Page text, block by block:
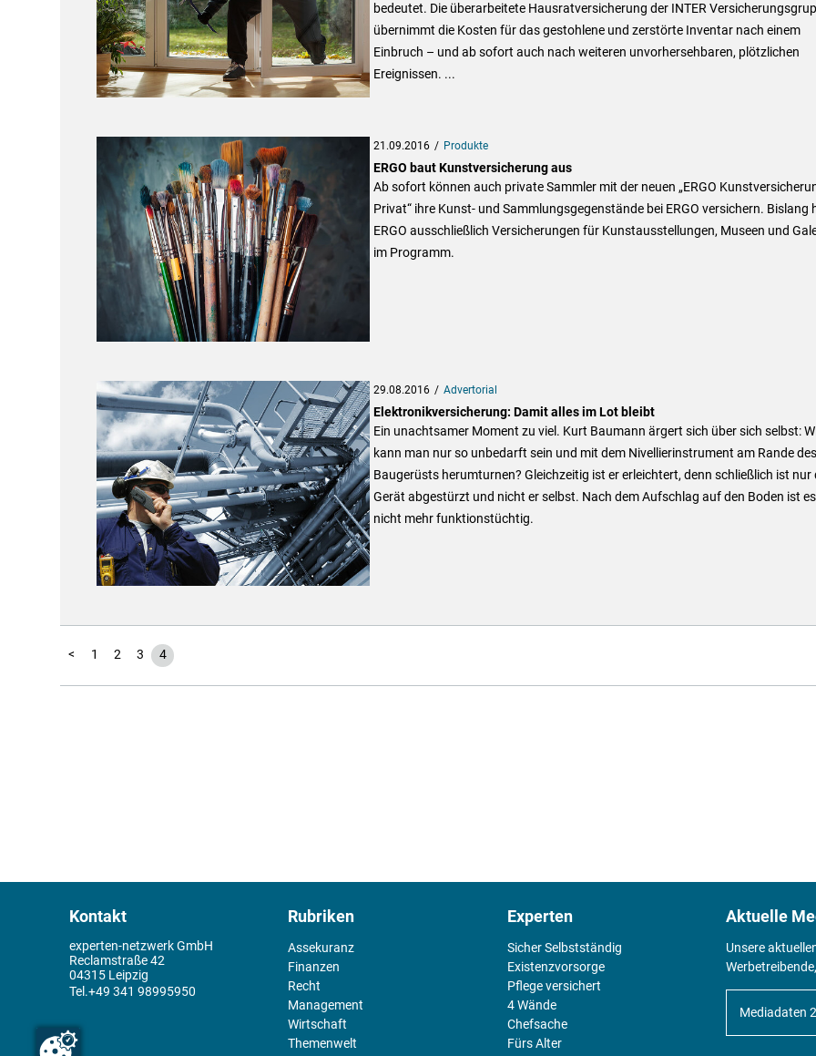
bedeutet. Die überarbeitete Hausratversicherung der INTER
übernimmt die Kosten für das gestohlene und zerstörte Inventar nach einem
Einbruch – und ab sofort auch nach weiteren unvorhersehbaren, plötzlichen
Ereignissen. ...
21.09.2016 Produkte
ERGO baut Kunstversicherung aus
Ab sofort können auch private Sammler mit der neuen „ERGO
Privat“ ihre Kunst- und Sammlungsgegenstände bei ERGO versichern. Bislang
ERGO ausschließlich Versicherungen für Kunstausstellungen, Museen und
im Programm.
29.08.2016 Advertorial
Elektronikversicherung: Damit alles im Lot bleibt
Ein unachtsamer Moment zu viel. Kurt Baumann ärgert sich über sich selbst:
kann man nur so unbedarft sein und mit dem Nivellierinstrument am Rande des
Baugerüsts herumturnen? Gleichzeitig ist er erleichtert, denn schließlich ist nur
Gerät abgestürzt und nicht er selbst. Nach dem Aufschlag auf den Boden ist es
nicht mehr funktionstüchtig.
< 1 2 3 4
Kontakt
experten-netzwerk GmbH
Reclamstraße 42
04315 Leipzig
+49 341 98995950
Rubriken
Assekuranz
Finanzen
Recht
Management
Wirtschaft
Themenwelt
Experten
Sicher Selbstständig
Existenz­vorsorge
Pflege versichert
4 Wände
Chefsache
Fürs Alter
Aktuelle
Unsere
Mediadaten